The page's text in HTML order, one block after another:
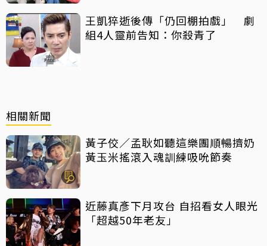
王凱猝逝後傳「仍回棚拍戲」 劇
組4人靈前告知：你殺青了
相關新聞
黃子佼／孟耿如聽這樂團順暢擠奶
黃玉米搖滾入魂訓練吸吮節奏
近藤真彥下月攻台 自招看女人眼光
「超越50年老友」